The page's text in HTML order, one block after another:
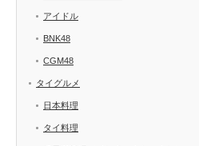
アイドル
BNK48
CGM48
タイグルメ
日本料理
タイ料理